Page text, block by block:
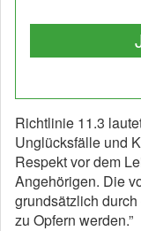
Richtlinie 11.3
Unglücksfälle und
Respekt vor dem
Angehörigen. Die
grundsätzlich
zu Opfern werden.”